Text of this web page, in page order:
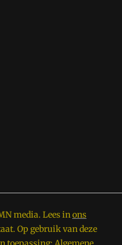
media. Lees inons
Op gebruik van deze